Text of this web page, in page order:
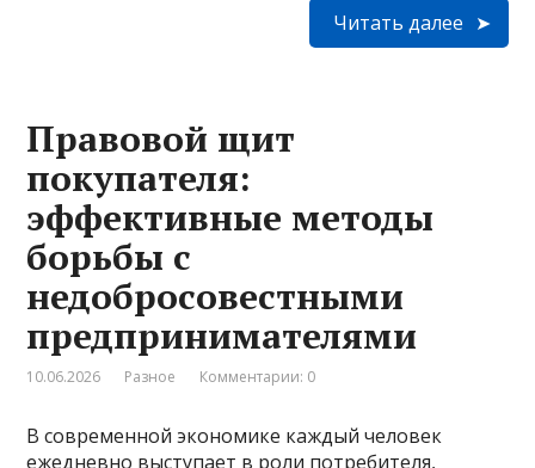
Читать далее
Правовой щит
покупателя:
эффективные методы
борьбы с
недобросовестными
предпринимателями
10.06.2026 Разное Комментарии: 0
В современной экономике каждый человек
ежедневно выступает в роли потребителя,